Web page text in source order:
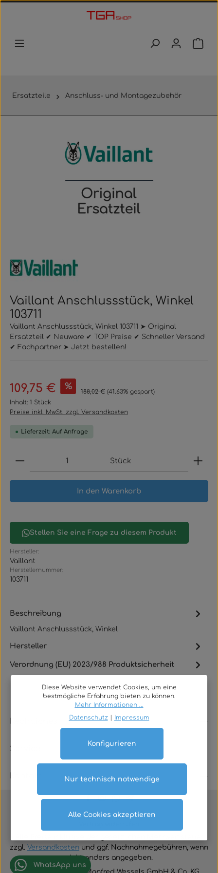
Zum Hauptinhalt springen
Ersatzteile Anschluss- und Montagezubehör
Vaillant Anschlussstück, Winkel
103711
Vaillant Anschlussstück, Winkel 103711 ➤ Original
Ersatzteil ✔ Neuware ✔ TOP Preise ✔ Schneller Versand
✔ Fachpartner ➤ Jetzt bestellen!
Verkaufspreis:
109,75 € % Regulärer Preis:
188,02 € (41.63% gespart)
Inhalt: 1 Stück
Preise inkl. MwSt. zzgl. Versandkosten
Lieferzeit: Auf Anfrage
Produkt Anzahl: Gib den gewünschten Wert
Stück
In den Warenkorb
Stellen Sie eine Frage zu diesem Produkt
Hersteller:
Vaillant
Herstellernummer:
103711
Beschreibung
Vaillant Anschlussstück, Winkel
Hersteller
Verordnung (EU) 2023/988 Produktsicherheit
Service
zzgl. Versandkosten und ggf. Nachnahmegebühren, wenn
nicht anders angegeben.
WhatsApp uns
Diese Website verwendet Cookies, um eine
bestmögliche Erfahrung bieten zu können.
Mehr Informationen ...
Datenschutz
Impressum
Nur technisch notwendige
Konfigurieren
Alle Cookies akzeptieren